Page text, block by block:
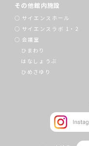
その他館内施設
サイエンスホール
サイエンスラボ 1・2
会議室
ひまわり
はなしょうぶ
ひめさゆり